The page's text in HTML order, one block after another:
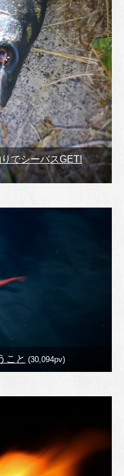
でシーバスGET!
こと (30,094pv)